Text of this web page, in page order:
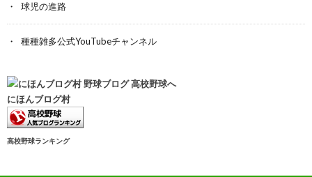
球児の進路
種種雑多公式YouTubeチャンネル
にほんブログ村
高校野球ランキング